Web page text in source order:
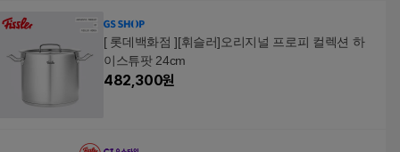
[ 롯데백화점 ][휘슬러]오리지널 프로피 컬렉션 하
이스튜팟 24cm
482,300원